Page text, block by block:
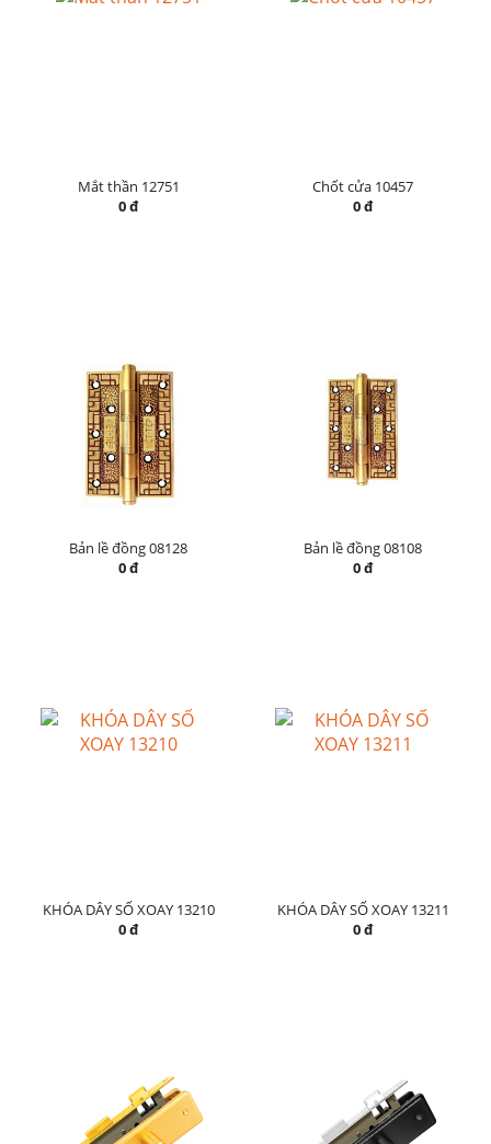
Mắt thần 12751
0 đ
Chốt cửa 10457
0 đ
Bản lề đồng 08128
0 đ
Bản lề đồng 08108
0 đ
KHÓA DÂY SỐ XOAY 13210
0 đ
KHÓA DÂY SỐ XOAY 13211
0 đ